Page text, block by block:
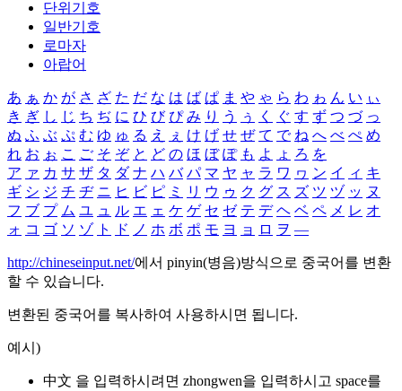
단위기호
일반기호
로마자
아랍어
あ ぁ か が さ ざ た だ な は ば ぱ ま や ゃ ら わ ゎ ん い ぃ
き ぎ し じ ち ぢ に ひ び ぴ み り う ぅ く ぐ す ず つ づ っ
ぬ ふ ぶ ぷ む ゆ ゅ る え ぇ け げ せ ぜ て で ね へ べ ぺ め
れ お ぉ こ ご そ ぞ と ど の ほ ぼ ぽ も よ ょ ろ を
ア ァ カ サ ザ タ ダ ナ ハ バ パ マ ヤ ャ ラ ワ ヮ ン イ ィ キ
ギ シ ジ チ ヂ ニ ヒ ビ ピ ミ リ ウ ゥ ク グ ス ズ ツ ヅ ッ ヌ
フ ブ プ ム ユ ュ ル エ ェ ケ ゲ セ ゼ テ デ ヘ ベ ペ メ レ オ
ォ コ ゴ ソ ゾ ト ド ノ ホ ボ ポ モ ヨ ョ ロ ヲ ―
http://chineseinput.net/에서 pinyin(병음)방식으로 중국어를 변환
할 수 있습니다.
변환된 중국어를 복사하여 사용하시면 됩니다.
예시)
中文 을 입력하시려면 zhongwen을 입력하시고 space를